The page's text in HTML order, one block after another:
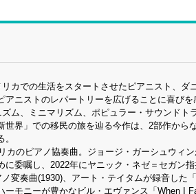
カでの生活をスタートさせたピアニスト、
ニストのレパートリーを広げることに喜びを
ム、ミニマリズム、ポピュラー・サウンド
世界」での移民の旅を辿る今作は、2部作か
カのピアノ協奏曲。ジョージ・ガーシュウィ
委嘱し、2022年にヤニック・ネゼ＝セガン
変奏曲(1930)、アート・テイタムが録音した
ーモニーが豊かなビル・エヴァンス「When I